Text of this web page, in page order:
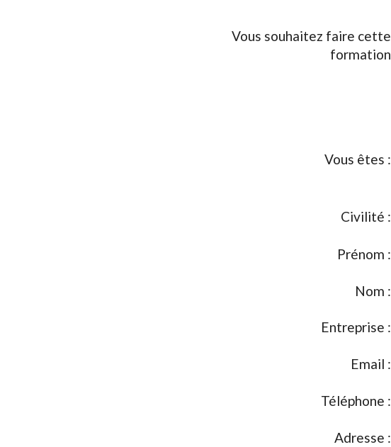
Vous souhaitez faire cette
formation
Vous êtes :
Civilité :
Prénom :
Nom :
Entreprise :
Email :
Téléphone :
Adresse :